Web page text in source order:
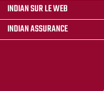
INDIAN SUR LE WEB
INDIAN ASSURANCE